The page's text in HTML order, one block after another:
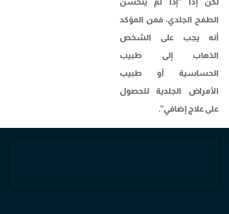
لكن إذا “إذا لم يتحسن
الطفح الجلدي، فمن المؤكد
أنه يجب على الشخص
الذهاب إلى طبيب
الحساسية أو طبيب
الأمراض الجلدية للحصول
على علاج إضافي”.